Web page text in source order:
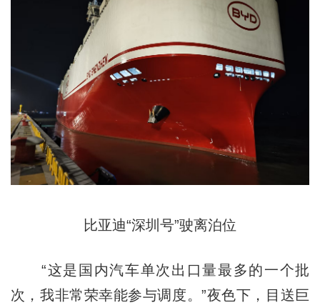
比亚迪“深圳号”驶离泊位
“这是国内汽车单次出口量最多的一个批
次，我非常荣幸能参与调度。”夜色下，目送巨